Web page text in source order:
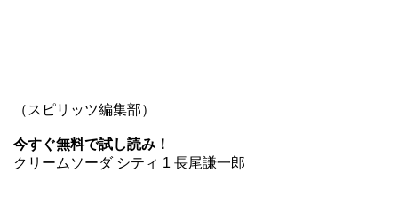
（スピリッツ編集部）
今すぐ無料で試し読み！
クリームソーダ シティ 1 長尾謙一郎